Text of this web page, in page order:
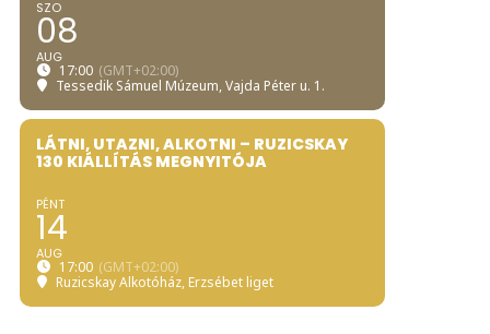
SZO
08
AUG
17:00 (GMT+02:00)
Tessedik Sámuel Múzeum, Vajda Péter u. 1.
LÁTNI, UTAZNI, ALKOTNI – RUZICSKAY
130 KIÁLLÍTÁS MEGNYITÓJA
PÉNT
14
AUG
17:00 (GMT+02:00)
Ruzicskay Alkotóház, Erzsébet liget